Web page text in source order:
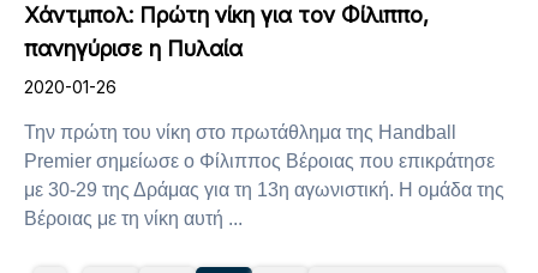
Χάντμπολ: Πρώτη νίκη για τον Φίλιππο,
πανηγύρισε η Πυλαία
2020-01-26
Την πρώτη του νίκη στο πρωτάθλημα της Handball
Premier σημείωσε ο Φίλιππος Βέροιας που επικράτησε
με 30-29 της Δράμας για τη 13η αγωνιστική. Η ομάδα της
Βέροιας με τη νίκη αυτή ...